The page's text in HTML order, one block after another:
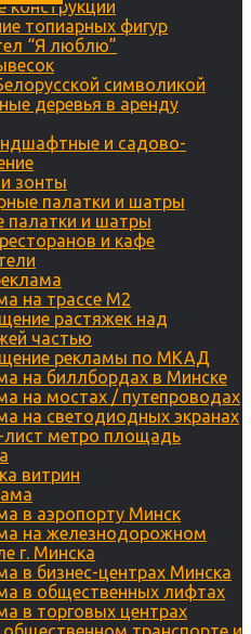
конструкции
топиарных фигур
“Я люблю”
символикой
деревья в аренду
и садово-
зонты
палатки и шатры
и шатры
и кафе
на трассе М2
растяжек над
частью
рекламы по МКАД
на биллбордах в Минске
на мостах / путепроводах
на светодиодных экранах
лист метро площадь
витрин
в аэропорту Минск
на железнодорожном
г. Минска
в бизнес-центрах Минска
в общественных лифтах
в торговых центрах